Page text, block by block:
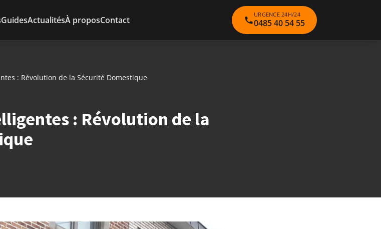
GuidesActualitésÀ proposContact
URGENCE 24H/24
0485 40 54 55
: Révolution de la Sécurité Domestique
: Révolution de la